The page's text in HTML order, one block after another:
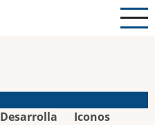
Desarrolla
Iconos